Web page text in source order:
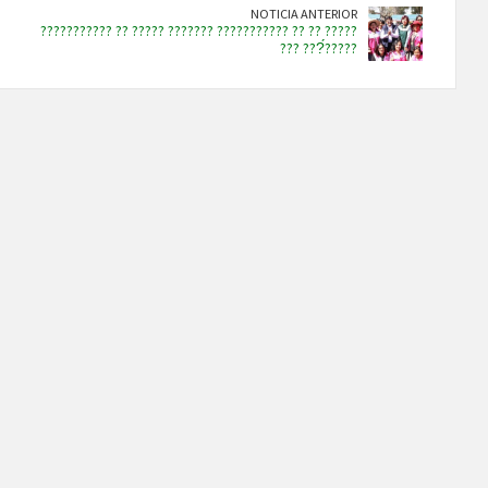
NOTICIA ANTERIOR
??????????? ?? ????? ??????? ??????????? ?? ?? ?????
??? ???́?????